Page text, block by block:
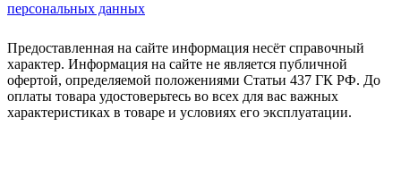
персональных данных
Предоставленная на сайте информация несёт справочный
характер. Информация на сайте не является публичной
офертой, определяемой положениями Статьи 437 ГК РФ. До
оплаты товара удостоверьтесь во всех для вас важных
характеристиках в товаре и условиях его эксплуатации.